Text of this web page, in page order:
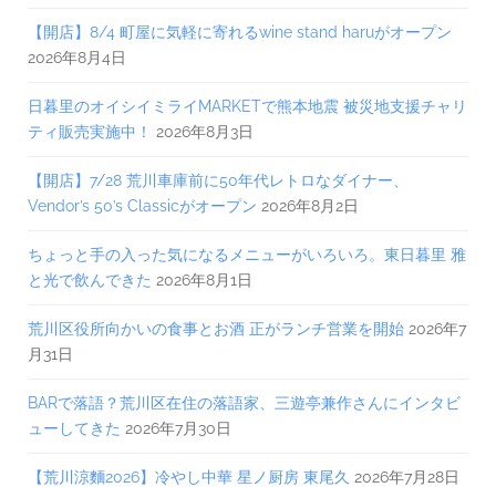
【開店】8/4 町屋に気軽に寄れるwine stand haruがオープン
2026年8月4日
日暮里のオイシイミライMARKETで熊本地震 被災地支援チャリ
ティ販売実施中！
2026年8月3日
【開店】7/28 荒川車庫前に50年代レトロなダイナー、
Vendor’s 50’s Classicがオープン 2026年8月2日
ちょっと手の入った気になるメニューがいろいろ。東日暮里 雅
と光で飲んできた 2026年8月1日
荒川区役所向かいの食事とお酒 正がランチ営業を開始 2026年7
月31日
BARで落語？荒川区在住の落語家、三遊亭兼作さんにインタビ
ューしてきた 2026年7月30日
【荒川涼麵2026】冷やし中華 星ノ厨房 東尾久 2026年7月28日